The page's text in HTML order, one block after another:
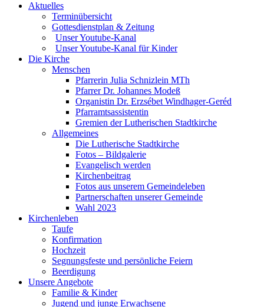
Aktuelles
Terminübersicht
Gottesdienstplan & Zeitung
Unser Youtube-Kanal
Unser Youtube-Kanal für Kinder
Die Kirche
Menschen
Pfarrerin Julia Schnizlein MTh
Pfarrer Dr. Johannes Modeß
Organistin Dr. Erzsébet Windhager-Geréd
Pfarramtsassistentin
Gremien der Lutherischen Stadtkirche
Allgemeines
Die Lutherische Stadtkirche
Fotos – Bildgalerie
Evangelisch werden
Kirchenbeitrag
Fotos aus unserem Gemeindeleben
Partnerschaften unserer Gemeinde
Wahl 2023
Kirchenleben
Taufe
Konfirmation
Hochzeit
Segnungsfeste und persönliche Feiern
Beerdigung
Unsere Angebote
Familie & Kinder
Jugend und junge Erwachsene